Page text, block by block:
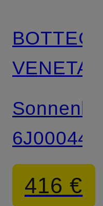
VENETA
6J000442
416 €